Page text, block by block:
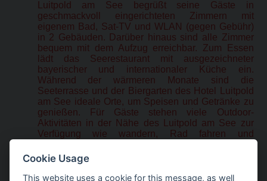
Luitpold am See begrüßt seine Gäste in
geschmackvoll eingerichteten Zimmern mit
eigenem Bad, Sat-TV und WLAN (gegen Gebühr)
in 2 Gebäuden. Darüber hinaus sind alle Zimmer
bequem mit dem Aufzug erreichbar. Zum Essen
lädt das Seerestaurant mit ausgezeichneter
bayerischer und internationaler Küche ein.
Während der wärmeren Monate sind die
Seeterrasse und der Biergarten des Hotel Luitpold
am See ideale Orte, um Speisen und Getränke zu
genießen. Für Gäste stehen viele Outdoor-
Aktivitäten in der Nähe des Luitpold am See zur
Verfügung wie wandern, Rad fahren und
zur Herren- und Fraueninsel im Chiemsee. Gäste
mit Autos schätzen die kostenlosen Parkplätze im
Hotel Restaurant Luitpold am See.
Cookie Usage
This website uses a cookie for this message, as well